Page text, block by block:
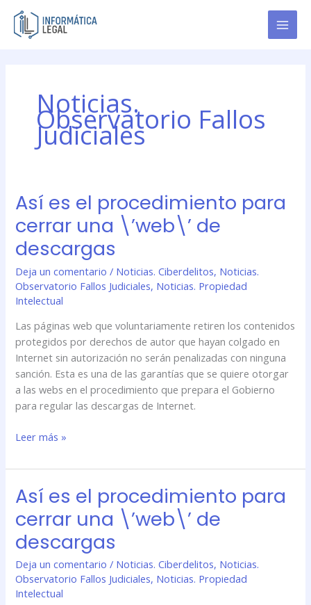
contenido
Noticias.
Observatorio Fallos
Judiciales
Así es el procedimiento para
cerrar una \’web\’ de
descargas
Deja un comentario / Noticias. Ciberdelitos, Noticias.
Observatorio Fallos Judiciales, Noticias. Propiedad
Intelectual
Las páginas web que voluntariamente retiren los contenidos
protegidos por derechos de autor que hayan colgado en
Internet sin autorización no serán penalizadas con ninguna
sanción. Esta es una de las garantías que se quiere otorgar
a las webs en el procedimiento que prepara el Gobierno
para regular las descargas de Internet.
Así
el
procedimiento
cerrar
una
de
descargas
Leer más »
Así es el procedimiento para
cerrar una \’web\’ de
descargas
Deja un comentario / Noticias. Ciberdelitos, Noticias.
Observatorio Fallos Judiciales, Noticias. Propiedad
Intelectual
Así
es
el
procedimiento
cerrar
una